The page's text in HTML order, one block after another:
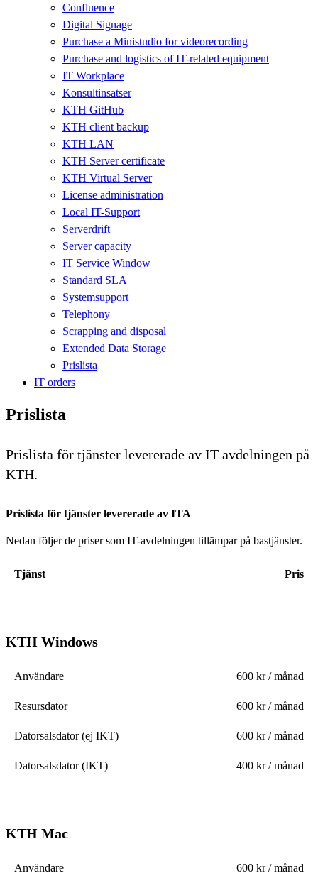
Confluence
Digital Signage
Purchase a Ministudio for videorecording
Purchase and logistics of IT-related equipment
IT Workplace
Konsultinsatser
KTH GitHub
KTH client backup
KTH LAN
KTH Server certificate
KTH Virtual Server
License administration
Local IT-Support
Serverdrift
Server capacity
IT Service Window
Standard SLA
Systemsupport
Telephony
Scrapping and disposal
Extended Data Storage
Prislista
IT orders
Prislista
Prislista för tjänster levererade av IT avdelningen på
KTH.
Prislista för tjänster levererade av ITA
Nedan följer de priser som IT-avdelningen tillämpar på bastjänster.
Tjänst Pris
KTH Windows
Användare 600 kr / månad
Resursdator 600 kr / månad
Datorsalsdator (ej IKT) 600 kr / månad
Datorsalsdator (IKT) 400 kr / månad
KTH Mac
Användare 600 kr / månad